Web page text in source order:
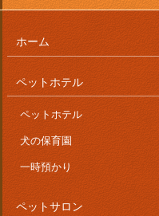
ホーム
ペットホテル
ペットホテル
犬の保育園
一時預かり
ペットサロン